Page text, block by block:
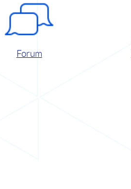
Forum